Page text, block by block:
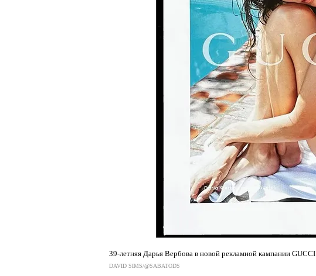
39-летняя Дарья Вербова в новой рекламной кампании GUCCI
DAVID SIMS/@SABATODS